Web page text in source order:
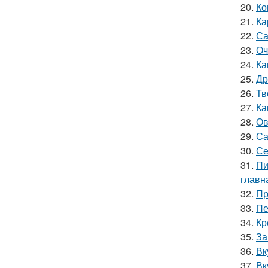
20.
21.
22.
23.
24.
25.
26.
27.
28.
29.
30.
31.
32.
33.
34.
35.
36.
37.